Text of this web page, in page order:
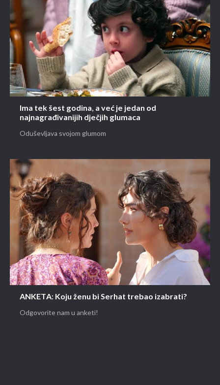
Ima tek šest godina, a već je jedan od
najnagrađivanijih dječjih glumaca
Oduševljava svojom glumom
ANKETA: Koju ženu bi Serhat trebao izabrati?
Odgovorite nam u anketi!